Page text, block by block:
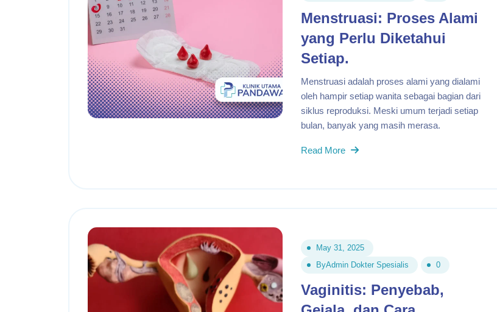
Menstruasi: Proses Alami
yang Perlu Diketahui
Setiap.
Menstruasi adalah proses alami yang dialami
oleh hampir setiap wanita sebagai bagian dari
siklus reproduksi. Meski umum terjadi setiap
bulan, banyak yang masih merasa.
Read More
May 31, 2025
ByAdmin Dokter Spesialis 0
Vaginitis: Penyebab,